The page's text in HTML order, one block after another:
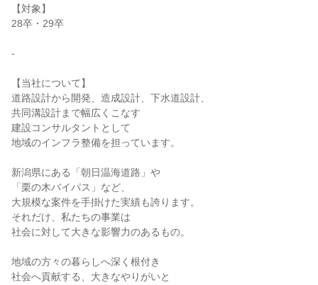
【対象】
28卒・29卒
-
【当社について】
道路設計から開発、造成設計、下水道設計、
共同溝設計まで幅広くこなす
建設コンサルタントとして
地域のインフラ整備を担っています。
新潟県にある「朝日温海道路」や
「栗の木バイパス」など、
大規模な案件を手掛けた実績も誇ります。
それだけ、私たちの事業は
社会に対して大きな影響力のあるもの。
地域の方々の暮らしへ深く根付き
社会へ貢献する、大きなやりがいと